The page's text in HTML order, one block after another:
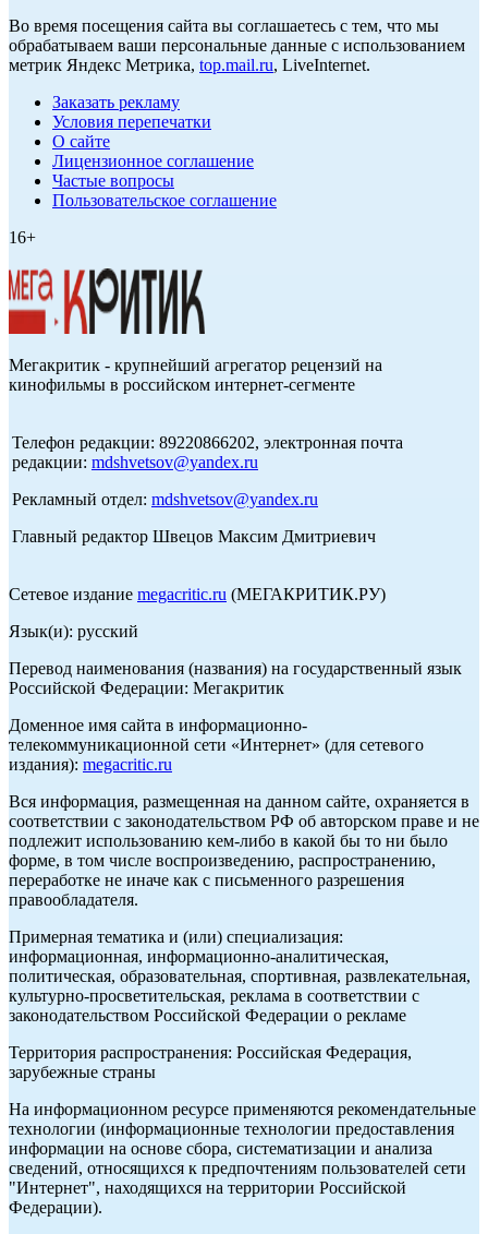
Во время посещения сайта вы соглашаетесь с тем, что мы
обрабатываем ваши персональные данные с использованием
метрик Яндекс Метрика, top.mail.ru, LiveInternet.
Заказать рекламу
Условия перепечатки
О сайте
Лицензионное соглашение
Частые вопросы
Пользовательское соглашение
16+
Мегакритик - крупнейший агрегатор рецензий на
кинофильмы в российском интернет-сегменте
Телефон редакции: 89220866202, электронная почта
редакции: mdshvetsov@yandex.ru
Рекламный отдел: mdshvetsov@yandex.ru
Главный редактор Швецов Максим Дмитриевич
Сетевое издание megacritic.ru (МЕГАКРИТИК.РУ)
Язык(и): русский
Перевод наименования (названия) на государственный язык
Российской Федерации: Мегакритик
Доменное имя сайта в информационно-
телекоммуникационной сети «Интернет» (для сетевого
издания): megacritic.ru
Вся информация, размещенная на данном сайте, охраняется в
соответствии с законодательством РФ об авторском праве и не
подлежит использованию кем-либо в какой бы то ни было
форме, в том числе воспроизведению, распространению,
переработке не иначе как с письменного разрешения
правообладателя.
Примерная тематика и (или) специализация:
информационная, информационно-аналитическая,
политическая, образовательная, спортивная, развлекательная,
культурно-просветительская, реклама в соответствии с
законодательством Российской Федерации о рекламе
Территория распространения: Российская Федерация,
зарубежные страны
На информационном ресурсе применяются рекомендательные
технологии (информационные технологии предоставления
информации на основе сбора, систематизации и анализа
сведений, относящихся к предпочтениям пользователей сети
"Интернет", находящихся на территории Российской
Федерации).